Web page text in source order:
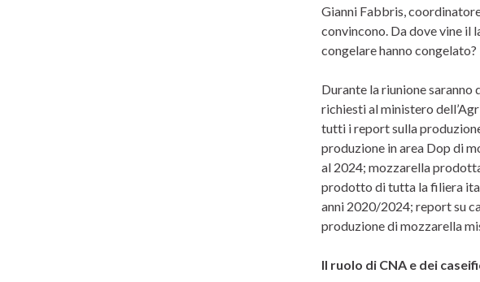
Gianni Fabbris,
convincono. Da dove vine il
congelare hanno
Durante la riunione saranno
richiesti al ministero
tutti i report sulla
produzione in area Dop di
al 2024; mozzarella
prodotto di tutta la filiera
anni 2020/2024; report su
produzione di mozzarella
Il ruolo di CNA e dei